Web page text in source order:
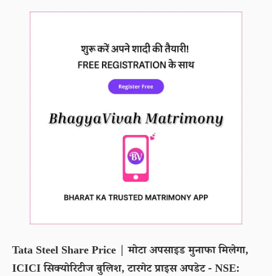
Tata Steel Share Price | मोटा अपसाइड मुनाफा मिलेगा,
ICICI सिक्योरिटीज बुलिश, टारगेट प्राइस अपडेट - NSE: